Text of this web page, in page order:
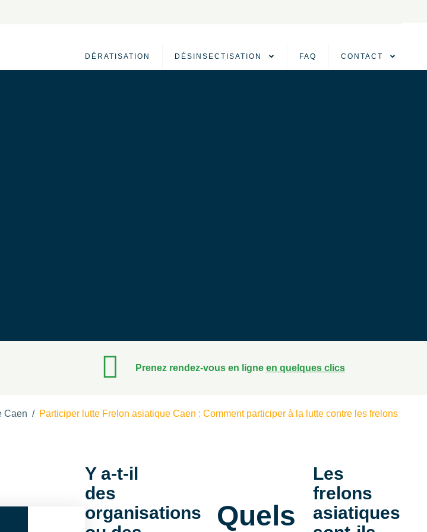
DÉRATISATION DÉSINSECTISATION FAQ CONTACT
Prenez rendez-vous en ligne en quelques clics
Caen / Participer lutte Frelon asiatique Caen : Comment participer à la lutte contre les frelons
Y a-t-il
des
organisations
Quels
Les
frelons
asiatiques